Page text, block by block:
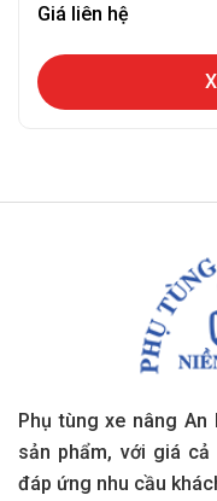
Giá liên hệ
Phụ tùng xe nâng
sản phẩm, với giá
đáp ứng nhu cầu